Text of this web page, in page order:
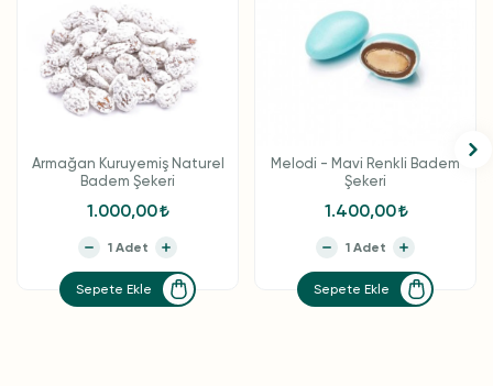
Armağan Kuruyemiş Naturel
Badem Şekeri
1.000,00
Sepete Ekle
Melodi - Mavi Renkli Badem
Şekeri
1.400,00
Sepete Ekle